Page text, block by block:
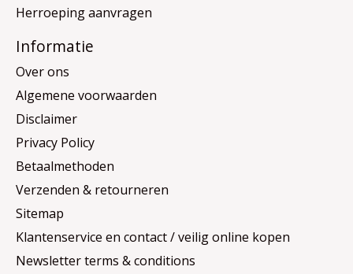
Herroeping aanvragen
Informatie
Over ons
Algemene voorwaarden
Disclaimer
Privacy Policy
Betaalmethoden
Verzenden & retourneren
Sitemap
Klantenservice en contact / veilig online kopen
Newsletter terms & conditions